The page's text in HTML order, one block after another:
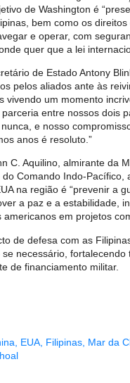
de Washington é
bem como os direitos
e operar, com
quer que a lei
de Estado Antony
pelos aliados ante às
vivendo um momento
entre nossos dois
e nosso
anos é resoluto.”
C. Aquilino, almirante da
Comando Indo-Pacífico,
na região é “prevenir a
a paz e a estabilidade,
em projetos
de defesa com as
necessário, fortalecendo
de financiamento militar.
EUA Filipinas Mar da